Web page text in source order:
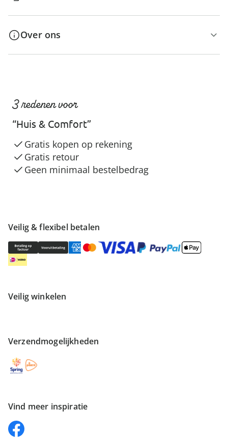
Over ons
Veilig & flexibel betalen
Veilig winkelen
Verzendmogelijkheden
Vind meer inspiratie
3 redenen voor
“Huis & Comfort”
Gratis kopen op rekening
Gratis retour
Geen minimaal bestelbedrag